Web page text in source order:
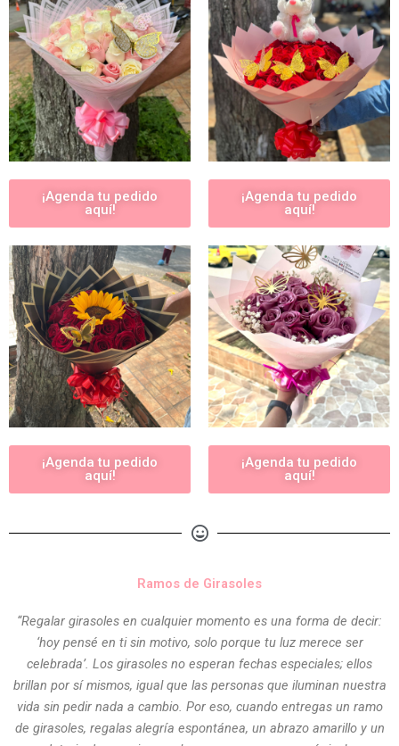
¡Agenda tu pedido
aquí!
¡Agenda tu pedido
aquí!
¡Agenda tu pedido
aquí!
¡Agenda tu pedido
aquí!
Ramos de Girasoles
“Regalar girasoles en cualquier momento es una forma de decir:
‘hoy pensé en ti sin motivo, solo porque tu luz merece ser
celebrada’. Los girasoles no esperan fechas especiales; ellos
brillan por sí mismos, igual que las personas que iluminan nuestra
vida sin pedir nada a cambio. Por eso, cuando entregas un ramo
de girasoles, regalas alegría espontánea, un abrazo amarillo y un